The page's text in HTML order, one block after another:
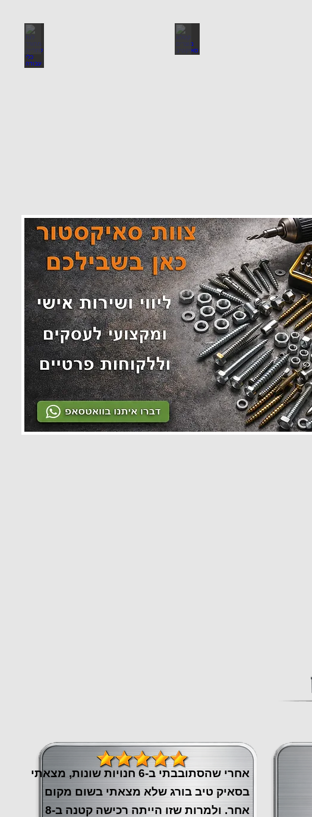
לוח מחורר לתלייה כלי עבודה קטלוג מוצרים סאיקטיב
אחרי שהסתובבתי ב-6 חנויות שונות, מצאתי
בסאיק טיב בורג שלא מצאתי בשום מקום
אחר. ולמרות שזו הייתה רכישה קטנה ב-8